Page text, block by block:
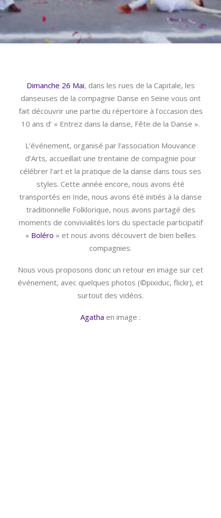
Dimanche 26 Mai, dans les rues de la Capitale, les
danseuses de la compagnie Danse en Seine vous ont
fait découvrir une partie du répertoire à l’occasion des
10 ans d’ « Entrez dans la danse, Fête de la Danse ».
L’événement, organisé par l’association Mouvance
d’Arts, accueillait une trentaine de compagnie pour
célébrer l’art et la pratique de la danse dans tous ses
styles. Cette année encore, nous avons été
transportés en Inde, nous avons été initiés à la danse
traditionnelle Folklorique, nous avons partagé des
moments de convivialités lors du spectacle participatif
« Boléro » et nous avons découvert de bien belles
compagnies.
Nous vous proposons donc un retour en image sur cet
événement, avec quelques photos (©pixiduc, flickr), et
surtout des vidéos.
Agatha en image :